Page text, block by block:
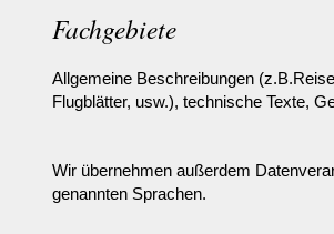
Fachgebiete
Allgemeine Beschreibungen
Flugblätter, usw.), technische Texte,
Wir übernehmen außerdem
genannten Sprachen.